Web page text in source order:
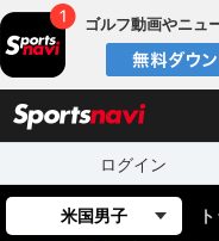
ゴルフ動画やニュ
ログイン
米国男子